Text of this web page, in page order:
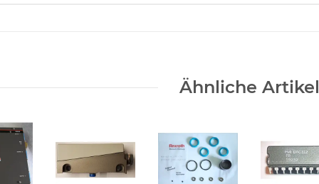
Ähnliche Artikel